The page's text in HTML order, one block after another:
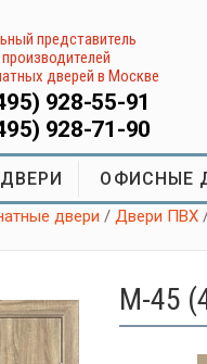
представитель
дверей в Москве
928-55-91
928-71-90
ОФИСНЫЕ
двери /Двери ПВХ
М-45